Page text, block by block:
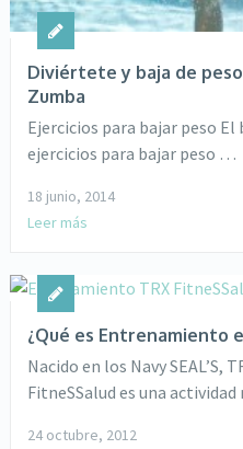
Diviértete y baja de
Zumba
Ejercicios para bajar peso
ejercicios para bajar peso …
18 junio, 2014
Leer más
¿Qué es Entrenamiento
Nacido en los Navy SEAL’S,
FitneSSalud es una
24 octubre, 2012